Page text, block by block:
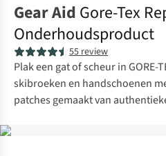
Gear Aid Gore-Tex
Onderhoudsproduct
55 review
Plak een gat of scheur in GORE-
skibroeken en handschoenen
patches gemaakt van